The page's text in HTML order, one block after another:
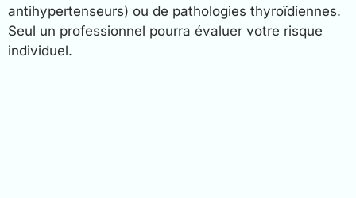
antihypertenseurs) ou de pathologies thyroïdiennes.
Seul un professionnel pourra évaluer votre risque
individuel.